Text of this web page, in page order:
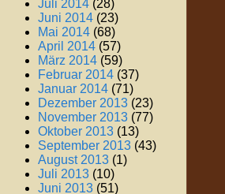
Juli 2014 (28)
Juni 2014 (23)
Mai 2014 (68)
April 2014 (57)
März 2014 (59)
Februar 2014 (37)
Januar 2014 (71)
Dezember 2013 (23)
November 2013 (77)
Oktober 2013 (13)
September 2013 (43)
August 2013 (1)
Juli 2013 (10)
Juni 2013 (51)